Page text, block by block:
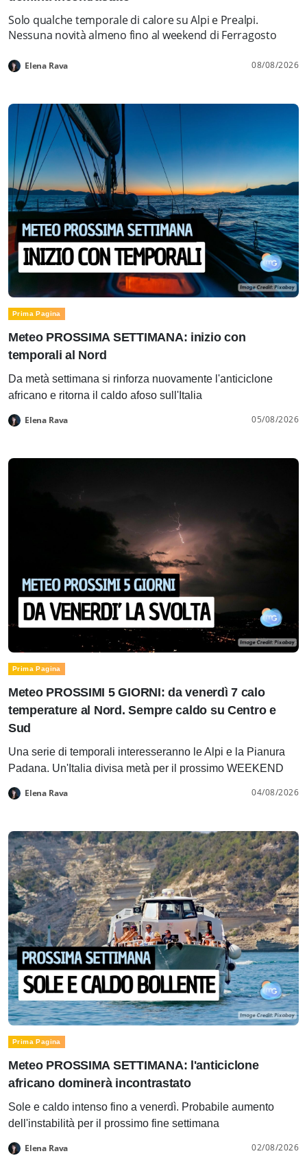
Solo qualche temporale di calore su Alpi e Prealpi.
Nessuna novità almeno fino al weekend di Ferragosto
Elena Rava 08/08/2026
Prima Pagina
Meteo PROSSIMA SETTIMANA: inizio con
temporali al Nord
Da metà settimana si rinforza nuovamente l'anticiclone
africano e ritorna il caldo afoso sull'Italia
Elena Rava 05/08/2026
Prima Pagina
Meteo PROSSIMI 5 GIORNI: da venerdì 7 calo
temperature al Nord. Sempre caldo su Centro e
Sud
Una serie di temporali interesseranno le Alpi e la Pianura
Padana. Un'Italia divisa metà per il prossimo WEEKEND
Elena Rava 04/08/2026
Prima Pagina
Meteo PROSSIMA SETTIMANA: l'anticiclone
africano dominerà incontrastato
Sole e caldo intenso fino a venerdì. Probabile aumento
dell'instabilità per il prossimo fine settimana
Elena Rava 02/08/2026